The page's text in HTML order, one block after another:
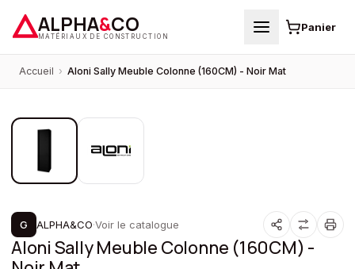
ALPHA&CO
MATÉRIAUX DE CONSTRUCTION
Panier
Accueil › Aloni Sally Meuble Colonne (160CM) - Noir Mat
PROMOTION
G ALPHA&CO·Voir le catalogue
Aloni Sally Meuble Colonne (160CM) -